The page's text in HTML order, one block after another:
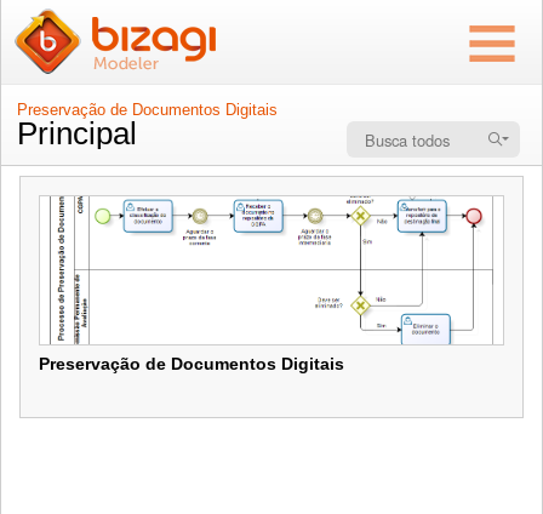
Preservação de Documentos Digitais
Principal
Preservação de Documentos Digitais